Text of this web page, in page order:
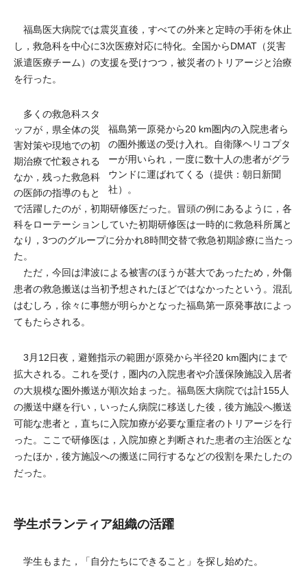
福島医大病院では震災直後，すべての外来と定時の手術を休止
し，救急科を中心に3次医療対応に特化。全国からDMAT（災害
派遣医療チーム）の支援を受けつつ，被災者のトリアージと治療
を行った。
福島第一原発から20 km圏内の入院患者ら
の圏外搬送の受け入れ。自衛隊ヘリコプタ
ーが用いられ，一度に数十人の患者がグラ
ウンドに運ばれてくる（提供：朝日新聞
社）。
多くの救急科スタ
ッフが，県全体の災
害対策や現地での初
期治療で忙殺される
なか，残った救急科
の医師の指導のもと
で活躍したのが，初期研修医だった。冒頭の例にあるように，各
科をローテーションしていた初期研修医は一時的に救急科所属と
なり，3つのグループに分かれ8時間交替で救急初期診療に当たっ
た。
ただ，今回は津波による被害のほうが甚大であったため，外傷
患者の救急搬送は当初予想されたほどではなかったという。混乱
はむしろ，徐々に事態が明らかとなった福島第一原発事故によっ
てもたらされる。
3月12日夜，避難指示の範囲が原発から半径20 km圏内にまで
拡大される。これを受け，圏内の入院患者や介護保険施設入居者
の大規模な圏外搬送が順次始まった。福島医大病院では計155人
の搬送中継を行い，いったん病院に移送した後，後方施設へ搬送
可能な患者と，直ちに入院加療が必要な重症者のトリアージを行
った。ここで研修医は，入院加療と判断された患者の主治医とな
ったほか，後方施設への搬送に同行するなどの役割を果たしたの
だった。
学生ボランティア組織の活躍
学生もまた，「自分たちにできること」を探し始めた。